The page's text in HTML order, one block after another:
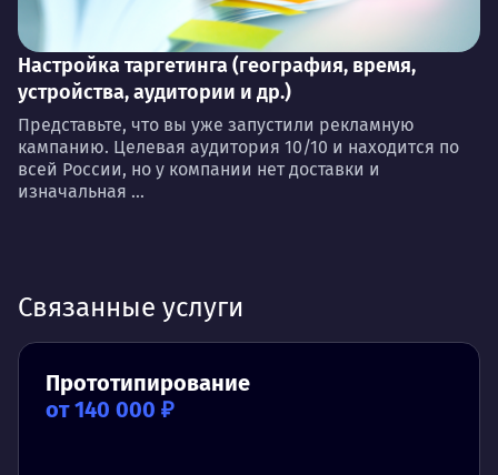
Настройка таргетинга (география, время,
устройства, аудитории и др.)
Представьте, что вы уже запустили рекламную
кампанию. Целевая аудитория 10/10 и находится по
всей России, но у компании нет доставки и
изначальная ...
Связанные услуги
Прототипирование
от 140 000 ₽